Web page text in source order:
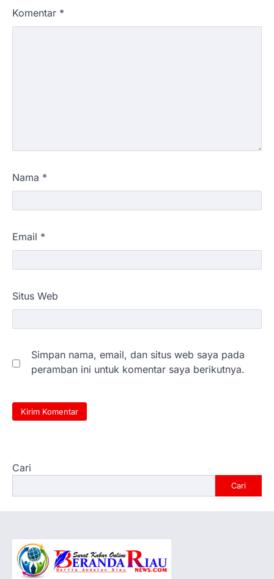
Komentar *
Nama *
Email *
Situs Web
Simpan nama, email, dan situs web saya pada
peramban ini untuk komentar saya berikutnya.
Cari
Cari